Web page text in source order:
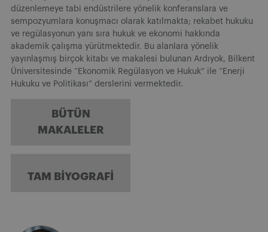
düzenlemeye tabi endüstrilere yönelik konferanslara ve
sempozyumlara konuşmacı olarak katılmakta; rekabet hukuku
ve regülasyonun yanı sıra hukuk ve ekonomi hakkında
akademik çalışma yürütmektedir. Bu alanlara yönelik
yayınlaşmış birçok kitabı ve makalesi bulunan Ardıyok, Bilkent
Üniversitesinde “Ekonomik Regülasyon ve Hukuk” ile “Enerji
Hukuku ve Politikası” derslerini vermektedir.
BÜTÜN
MAKALELER
TAM BIYOGRAFI